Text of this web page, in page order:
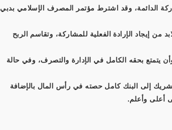
الدائمة، وقد اشترط مؤتمر المصرف الإسلامي بدبي
من إيجاد الإرادة الفعلية للمشاركة، وتقاسم الربح
يتمتع بحقه الكامل في الإدارة والتصرف، وفي حالة
إلى البنك كامل حصته في رأس المال بالإضافة
أعلى وأعلم.